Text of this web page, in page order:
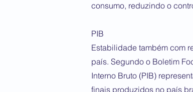
consumo, reduzindo o
PIB
Estabilidade também com
país. Segundo o Boletim
Interno Bruto (PIB)
finais produzidos no país